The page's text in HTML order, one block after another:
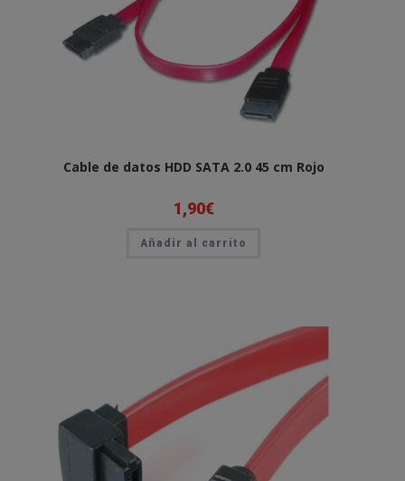
Cable de datos HDD SATA 2.0 45 cm Rojo
1,90€
Añadir al carrito